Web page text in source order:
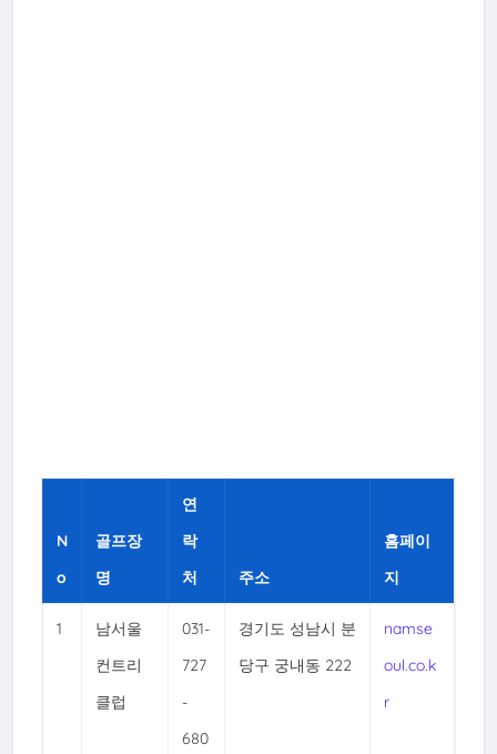
N
o
골프장
명
연
락
처
주소
홈페이
지
1
남서울
컨트리
클럽
031-
727
-
680
경기도 성남시 분
당구 궁내동 222
namse
oul.co.k
r